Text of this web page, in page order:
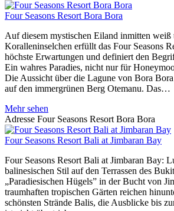
Four Seasons Resort Bora Bora
Auf diesem mystischen Eiland inmitten weiß
Koralleninselchen erfüllt das Four Seasons
höchste Erwartungen und definiert den
Ein wahres Paradies, nicht nur für
Die Aussicht über die Lagune von Bora
auf den immergrünen Berg Otemanu. Das…
Mehr sehen
Adresse Four Seasons Resort Bora Bora
Four Seasons Resort Bali at Jimbaran Bay
Four Seasons Resort Bali at Jimbaran Bay:
balinesischen Stil auf den Terrassen des
„Paradiesischen Hügels” in der Bucht von
traumhaften tropischen Gärten reichen
schönsten Strände Balis, die Ausblicke bis